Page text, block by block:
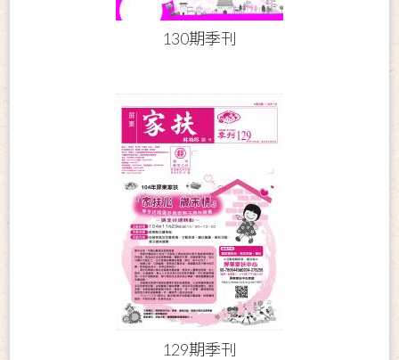
130期季刊
129期季刊